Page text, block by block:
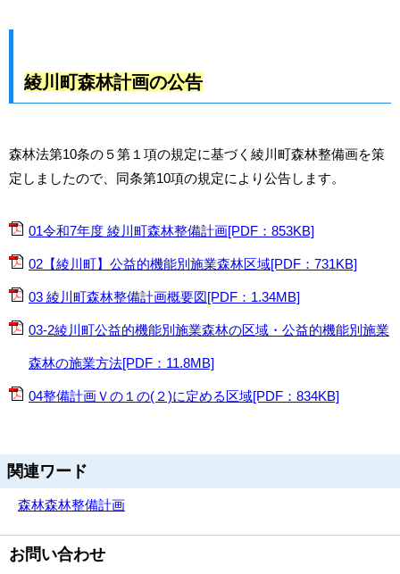
綾川町森林計画の公告
森林法第10条の５第１項の規定に基づく綾川町森林整備画を策
定しましたので、同条第10項の規定により公告します。
01令和7年度 綾川町森林整備計画[PDF：853KB]
02【綾川町】公益的機能別施業森林区域[PDF：731KB]
03 綾川町森林整備計画概要図[PDF：1.34MB]
03-2綾川町公益的機能別施業森林の区域・公益的機能別施業
森林の施業方法[PDF：11.8MB]
04整備計画Ｖの１の(２)に定める区域[PDF：834KB]
関連ワード
森林森林整備計画
お問い合わせ